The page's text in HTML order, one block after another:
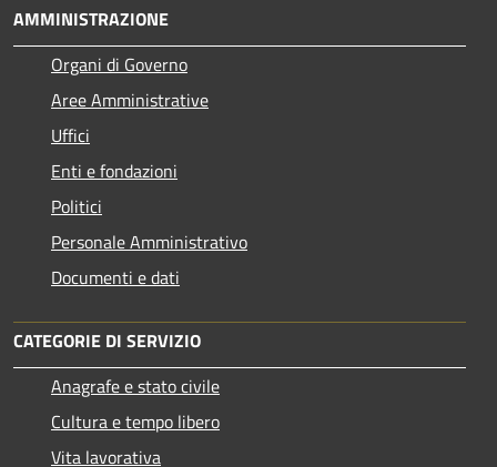
AMMINISTRAZIONE
Organi di Governo
Aree Amministrative
Uffici
Enti e fondazioni
Politici
Personale Amministrativo
Documenti e dati
CATEGORIE DI SERVIZIO
Anagrafe e stato civile
Cultura e tempo libero
Vita lavorativa